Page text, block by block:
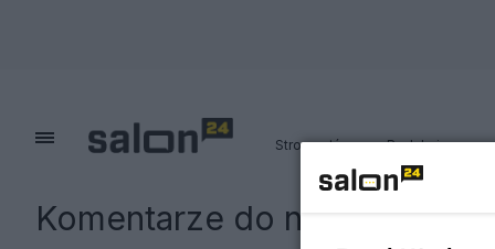
Strona główna Redakcja
Komentarze do notki: